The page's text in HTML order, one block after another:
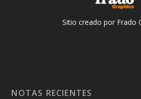
Sitio creado por Frado
NOTAS RECIENTES